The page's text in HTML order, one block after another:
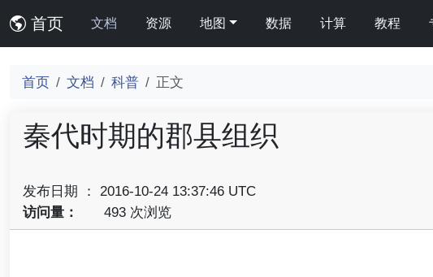
首页 文档 资源 地图 数据 计算 教程
首页 文档 科普 正文
秦代时期的郡县组织
发布日期 ： 2016-10-24 13:37:46 UTC
访问量：
493 次浏览